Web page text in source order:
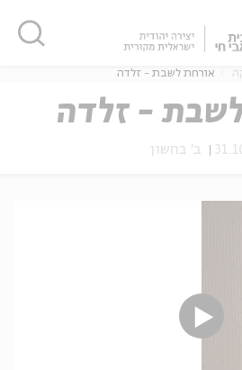
אנגלית
אורחת לשבת - זלדה
- זלדה
ב' בחשון